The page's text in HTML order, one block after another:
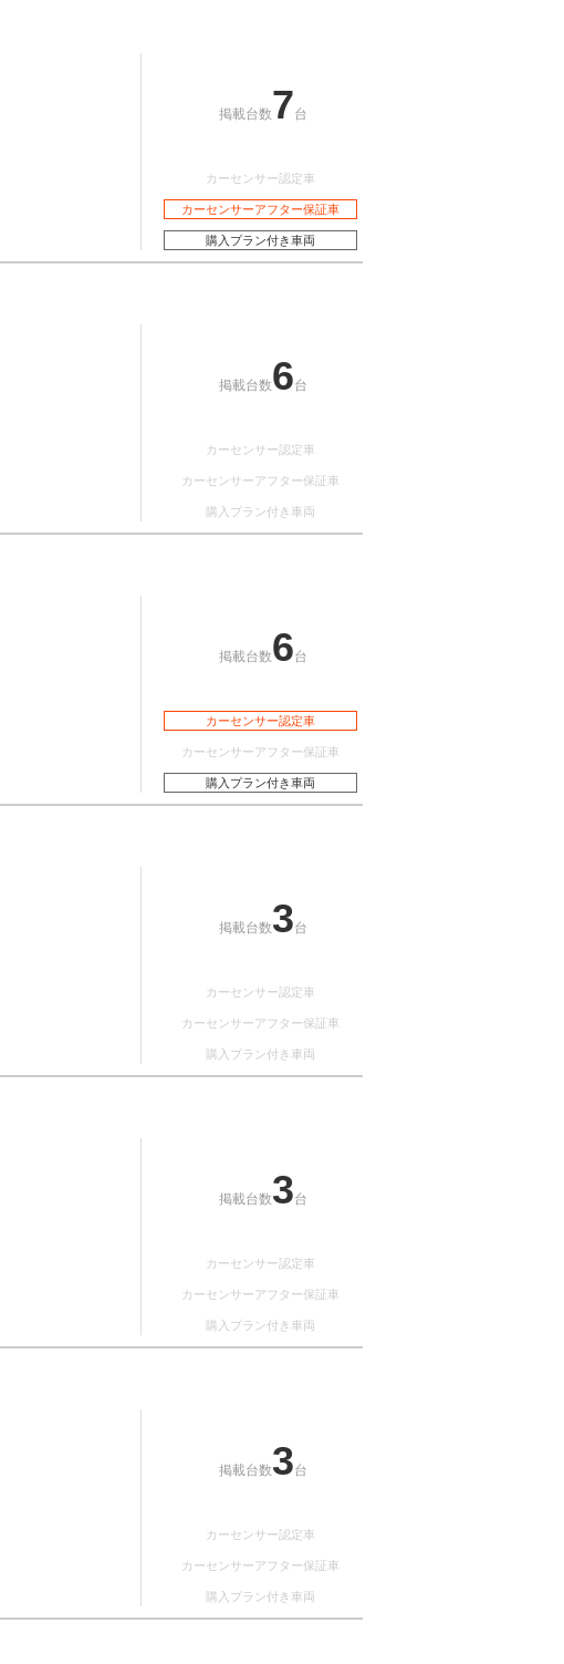
掲載台数7台
カーセンサー認定車
カーセンサーアフター保証車
購入プラン付き車両
掲載台数6台
カーセンサー認定車
カーセンサーアフター保証車
購入プラン付き車両
掲載台数6台
カーセンサー認定車
カーセンサーアフター保証車
購入プラン付き車両
掲載台数3台
カーセンサー認定車
カーセンサーアフター保証車
購入プラン付き車両
掲載台数3台
カーセンサー認定車
カーセンサーアフター保証車
購入プラン付き車両
掲載台数3台
カーセンサー認定車
カーセンサーアフター保証車
購入プラン付き車両